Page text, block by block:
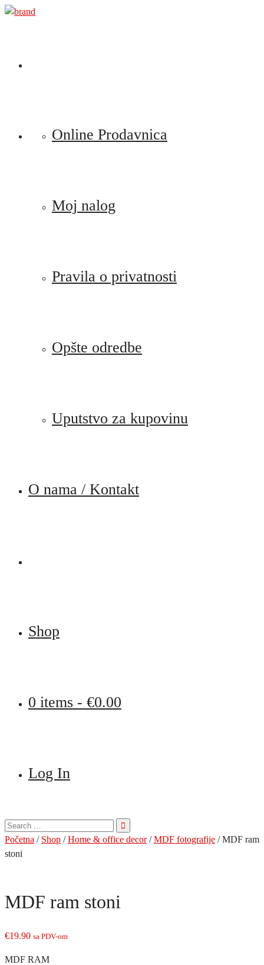
Preskoči
Online Prodavnica
Moj nalog
Pravila o privatnosti
Opšte odredbe
Uputstvo za kupovinu
O nama / Kontakt
Shop
0 items - €0.00
Log In
Pretraga
za:
Početna / Shop /Home & office decor/MDF fotografije / MDF ram
stoni
MDF ram stoni
€19.90 sa PDV-om
MDF RAM